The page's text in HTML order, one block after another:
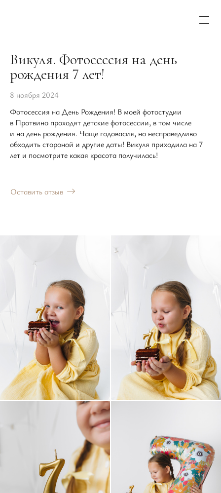
Викуля. Фотосессия на день
рождения 7 лет!
8 ноября 2024
Фотосессия на День Рождения! В моей фотостудии
в Протвино проходят детские фотосессии, в том числе
и на день рождения. Чаще годовасия, но несправедливо
обходить стороной и другие даты! Викуля приходила на 7
лет и посмотрите какая красота получилась!
Оставить отзыв